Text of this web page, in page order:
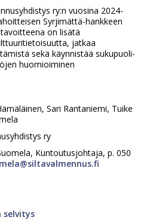
ry:n vuosina 2024-
Syrjimättä-hankkeen
on lisätä
jatkaa
sekä käynnistää sukupuoli-
huomioiminen
Sari Rantaniemi, Tuike
ry
Kuntoutusjohtaja, p. 050
selvitys